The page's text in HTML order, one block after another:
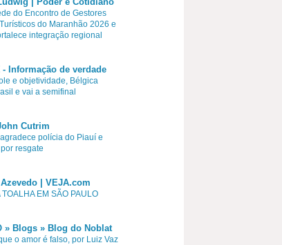
do Encontro de Gestores
do Maranhão 2026 e
integração regional
- Informação de verdade
e objetividade, Bélgica
e vai a semifinal
Cutrim
polícia do Piauí e
resgate
| VEJA.com
TOALHA EM SÃO PAULO
» Blogs » Blog do Noblat
o amor é falso, por Luiz Vaz